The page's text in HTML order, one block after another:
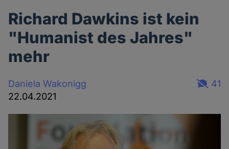
Richard Dawkins ist kein
"Humanist des Jahres"
mehr
Daniela Wakonigg
22.04.2021
41